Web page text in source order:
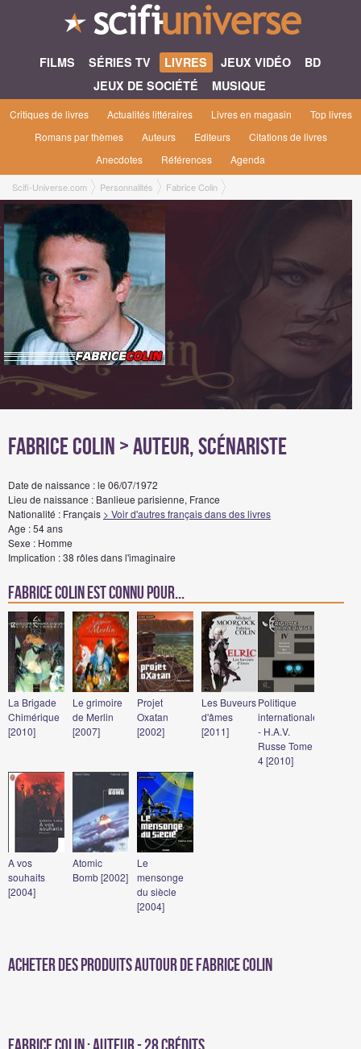
FILMS SÉRIES TV LIVRES JEUX VIDÉO
BD
JEUX DE SOCIÉTÉ
MUSIQUE
Critiques de livres Actualités littéraires Livres en magasin
Top livres
Romans par thèmes
Auteurs Editeurs
Citations de livres
Anecdotes
Références Agenda
Scifi-Universe.com Personnalités Fabrice Colin
Fabrice Colin> Auteur, Scénariste
Date de naissance : le 06/07/1972
Lieu de naissance : Banlieue parisienne, France
Nationalité : Français > Voir d'autres français dans des livres
Age : 54 ans
Sexe : Homme
Implication : 38 rôles dans l'imaginaire
Fabrice Colin est connu pour...
La Brigade
Chimérique
[2010]
Le grimoire
de Merlin
[2007]
Projet
Oxatan
[2002]
Les Buveurs
d'âmes
[2011]
Politique
internationale
- H.A.V.
Russe Tome
4 [2010]
A vos
souhaits
[2004]
Atomic
Bomb [2002]
Le
mensonge
du siècle
[2004]
Acheter des produits autour de Fabrice Colin